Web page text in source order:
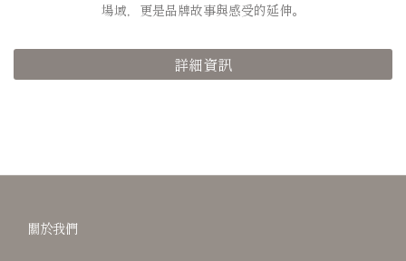
場域，更是品牌故事與感受的延伸。
詳細資訊
關於我們